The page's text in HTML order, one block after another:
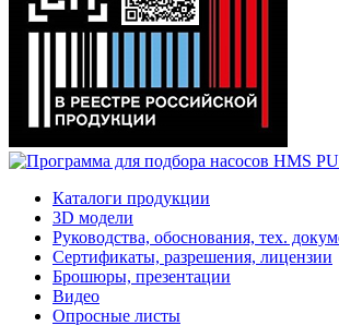
Каталоги продукции
3D модели
Руководства, обоснования, тех.
Сертификаты, разрешения, лицензии
Брошюры, презентации
Видео
Опросные листы